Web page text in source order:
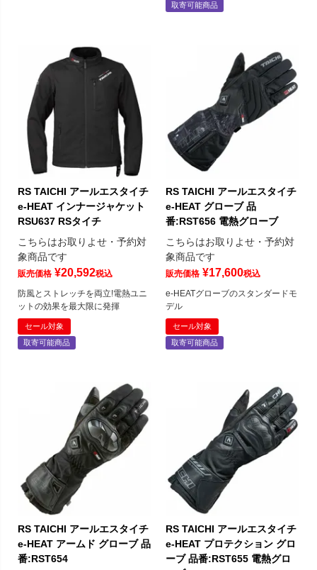
取寄可能商品
RS TAICHI アールエスタイチ
e-HEAT インナージャケット
RSU637 RSタイチ
こちらはお取りよせ・予約対
象商品です
販売価格 ¥20,592税込
防風とストレッチを両立!電熱ユニ
ットの効果を最大限に発揮
セール対象
取寄可能商品
RS TAICHI アールエスタイチ
e-HEAT グローブ 品
番:RST656 電熱グローブ
こちらはお取りよせ・予約対
象商品です
販売価格 ¥17,600税込
e-HEATグローブのスタンダードモ
デル
セール対象
取寄可能商品
RS TAICHI アールエスタイチ
e-HEAT アームド グローブ 品
番:RST654
RS TAICHI アールエスタイチ
e-HEAT プロテクション グロ
ーブ 品番:RST655 電熱グロ